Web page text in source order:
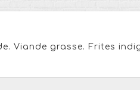
Viande grasse. Frites